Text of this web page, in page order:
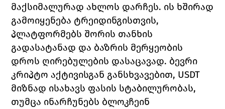
მაქსიმალურად ახლოს დარჩეს. ის ხშირად
გამოიყენება ტრეიდინგისთვის,
პლატფორმებს შორის თანხის
გადასატანად და ბაზრის მერყეობის
დროს ღირებულების დასაცავად. ბევრი
კრიპტო აქტივისგან განსხვავებით, USDT
მიზნად ისახავს ფასის სტაბილურობას,
თუმცა ინარჩუნებს ბლოკჩეინ